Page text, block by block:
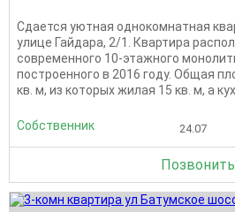
Сдается уютная однокомнатная
улице Гайдара, 2/1. Квартира
современного 10-этажного
построенного в 2016 году. Общая
кв. м, из которых жилая 15 кв. м, а
Собственник 24.07
Позвонить